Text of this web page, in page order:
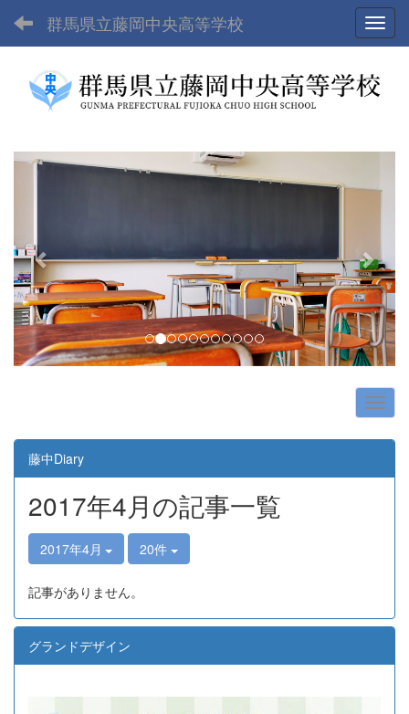
群馬県立藤岡中央高等学校
p
i
o
u
s
e
藤中Diary
2017年4月の記事一覧
2017年4月 20件
記事がありません。
グランドデザイン